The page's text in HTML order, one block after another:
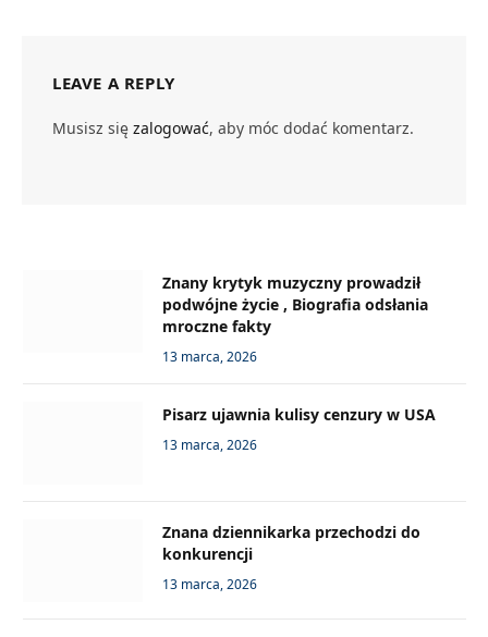
LEAVE A REPLY
Musisz się zalogować, aby móc dodać komentarz.
Znany krytyk muzyczny prowadził
podwójne życie , Biografia odsłania
mroczne fakty
13 marca, 2026
Pisarz ujawnia kulisy cenzury w USA
13 marca, 2026
Znana dziennikarka przechodzi do
konkurencji
13 marca, 2026